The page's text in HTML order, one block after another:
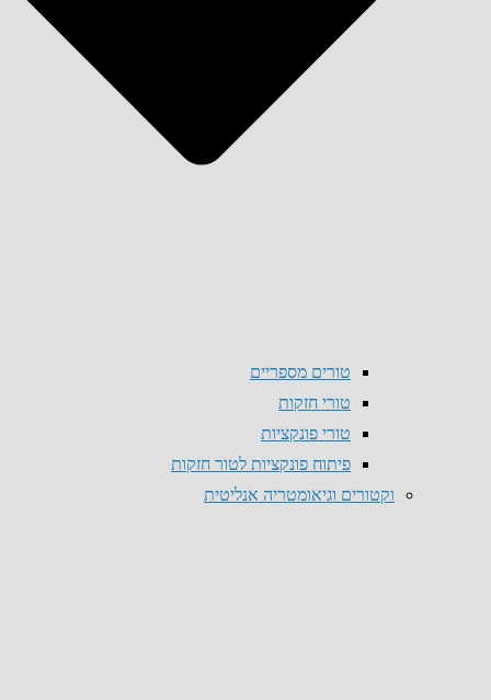
טורים מספריים
טורי חזקות
טורי פונקציות
פיתוח פונקציות לטור חזקות
וקטורים וגיאומטריה אנליטית